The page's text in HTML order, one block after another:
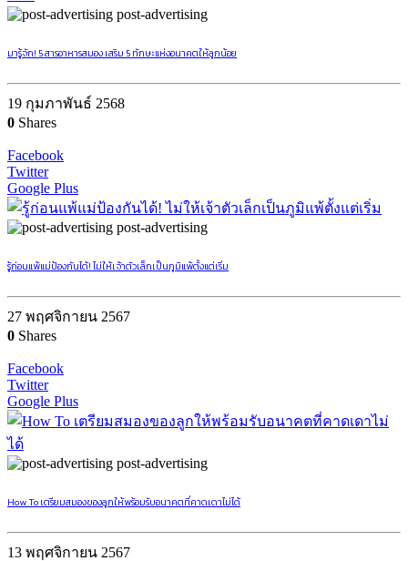
post-advertising
มารู้จัก! 5 สารอาหารสมอง เสริม 5 ทักษะแห่งอนาคตให้ลูกน้อย
19 กุมภาพันธ์ 2568
0 Shares
Facebook
Twitter
Google Plus
post-advertising
รู้ก่อนแพ้แม่ป้องกันได้! ไม่ให้เจ้าตัวเล็กเป็นภูมิแพ้ตั้งแต่เริ่ม
27 พฤศจิกายน 2567
0 Shares
Facebook
Twitter
Google Plus
post-advertising
How To เตรียมสมองของลูกให้พร้อมรับอนาคตที่คาดเดาไม่ได้
13 พฤศจิกายน 2567